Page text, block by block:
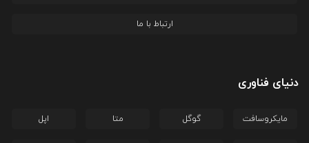
ارتباط با ما
دنیای فناوری
مایکروسافت گوگل متا اپل